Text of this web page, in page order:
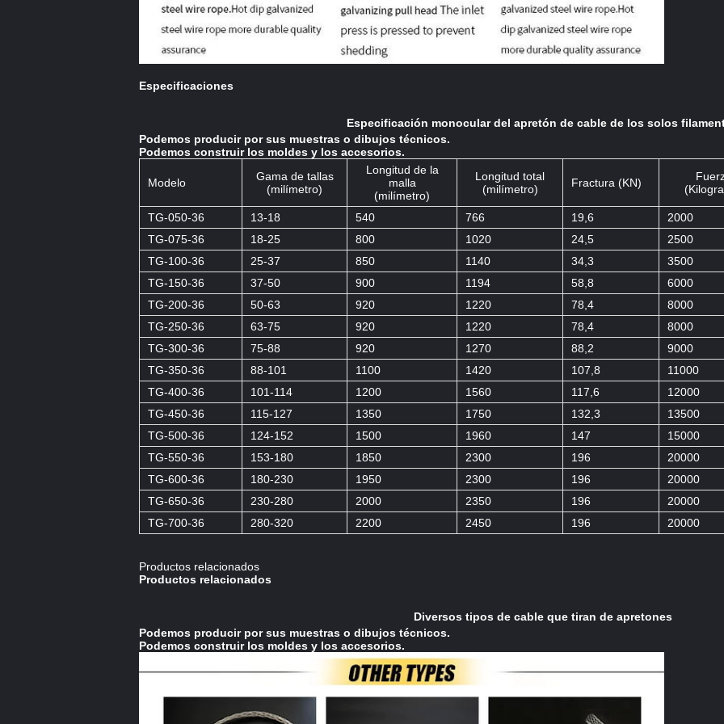
Especificaciones
Especificación monocular del apretón de cable de los solos
Podemos producir por sus muestras o dibujos técnicos.
Podemos construir los moldes y los accesorios.
Modelo
Gama de tallas
(milímetro)
Longitud de la
malla
(milímetro)
Longitud total
(milímetro)
Fractura (KN)
TG-050-36 13-18 540 766 19,6
2000
TG-075-36
18-25 800 1020 24,5
2500
TG-100-36
25-37 850 1140 34,3
3500
TG-150-36
37-50 900 1194 58,8
6000
TG-200-36
50-63 920 1220 78,4
8000
TG-250-36
63-75 920 1220 78,4
8000
TG-300-36
75-88 920 1270 88,2
9000
TG-350-36
88-101 1100 1420 107,8
11000
TG-400-36
101-114 1200 1560 117,6
12000
TG-450-36
115-127 1350 1750 132,3
13500
TG-500-36
124-152 1500 1960 147
15000
TG-550-36
153-180 1850 2300 196
20000
TG-600-36
180-230 1950 2300 196
20000
TG-650-36
230-280 2000 2350 196
20000
TG-700-36
280-320 2200 2450 196 20000
Productos relacionados
Productos relacionados
Diversos tipos de cable que tiran de apretones
Podemos producir por sus muestras o dibujos técnicos.
Podemos construir los moldes y los accesorios.